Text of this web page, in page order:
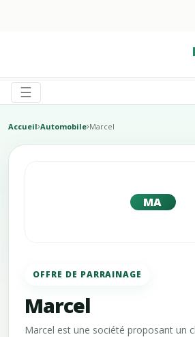
☰
Accueil Automobile Marcel
MA
OFFRE DE PARRAINAGE
Marcel
Marcel est une société proposant un